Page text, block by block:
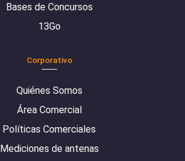
Bases de Concursos
13Go
Corporativo
Quiénes Somos
Área Comercial
Políticas Comerciales
Mediciones de antenas